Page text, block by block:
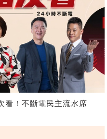
看！不斷電民主流水席